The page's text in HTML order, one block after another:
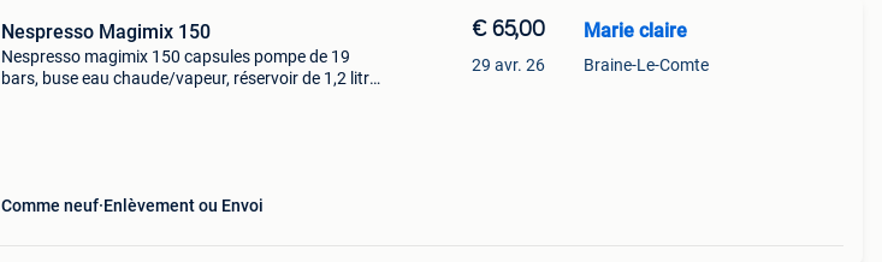
Nespresso Magimix 150
Nespresso magimix 150 capsules pompe de 19
bars, buse eau chaude/vapeur, réservoir de 1,2 litre,
Comme neuf Enlèvement ou Envoi
€ 65,00
29 avr. 26
Marie claire
Braine-Le-Comte